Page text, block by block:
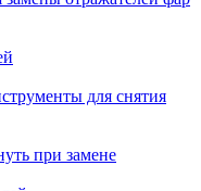
для снятия
при замене